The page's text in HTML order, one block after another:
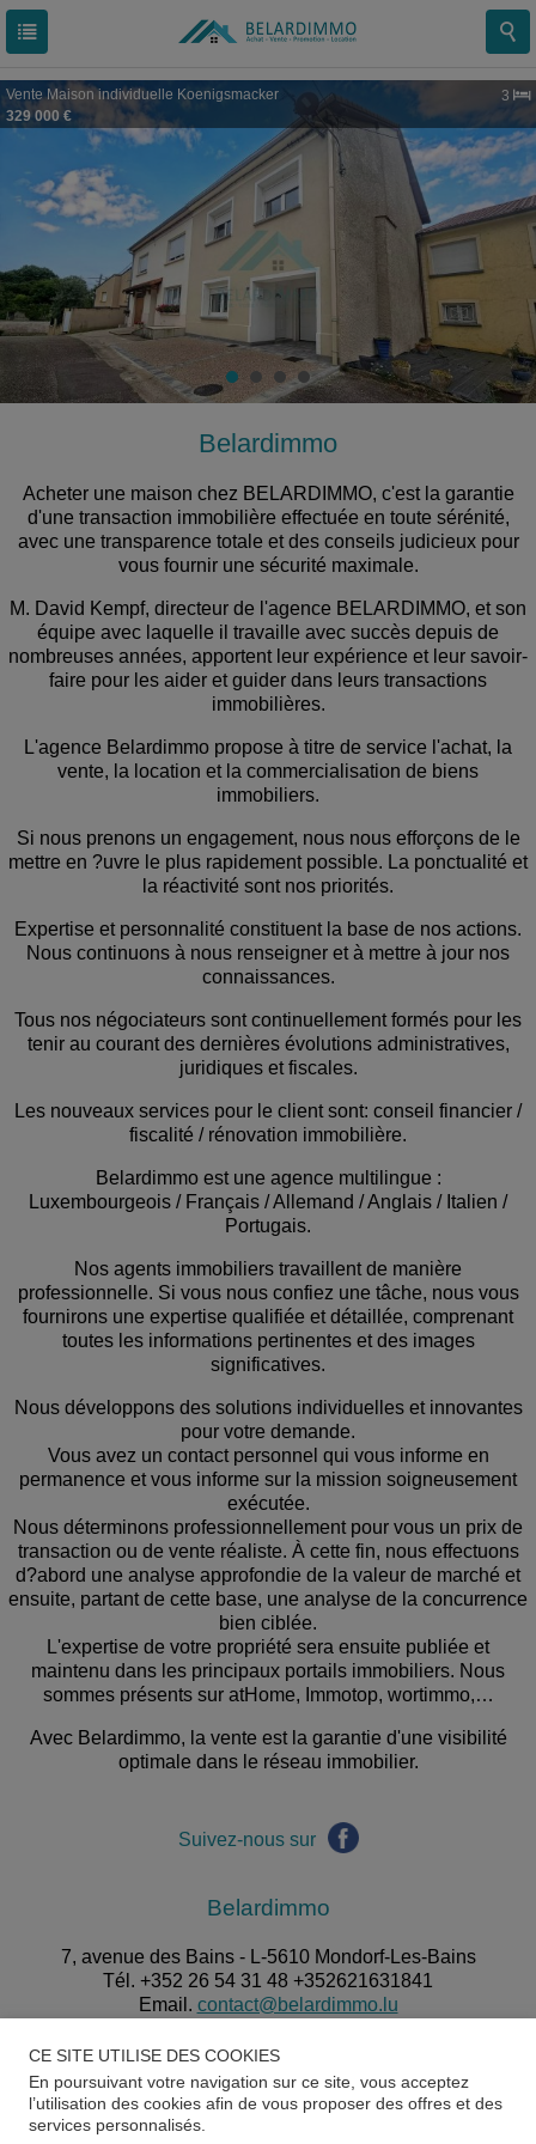
Vente Maison individuelle Koenigsmacker
3
329 000 €
Belardimmo
Acheter une maison chez BELARDIMMO, c'est la garantie
d'une transaction immobilière effectuée en toute sérénité,
avec une transparence totale et des conseils judicieux pour
vous fournir une sécurité maximale.
M. David Kempf, directeur de l'agence BELARDIMMO, et son
équipe avec laquelle il travaille avec succès depuis de
nombreuses années, apportent leur expérience et leur savoir-
faire pour les aider et guider dans leurs transactions
immobilières.
L'agence Belardimmo propose à titre de service l'achat, la
vente, la location et la commercialisation de biens
immobiliers.
Si nous prenons un engagement, nous nous efforçons de le
mettre en ?uvre le plus rapidement possible. La ponctualité et
la réactivité sont nos priorités.
Expertise et personnalité constituent la base de nos actions.
Nous continuons à nous renseigner et à mettre à jour nos
connaissances.
Tous nos négociateurs sont continuellement formés pour les
tenir au courant des dernières évolutions administratives,
juridiques et fiscales.
Les nouveaux services pour le client sont: conseil financier /
fiscalité / rénovation immobilière.
Belardimmo est une agence multilingue :
Luxembourgeois / Français / Allemand / Anglais / Italien /
Portugais.
Nos agents immobiliers travaillent de manière
professionnelle. Si vous nous confiez une tâche, nous vous
fournirons une expertise qualifiée et détaillée, comprenant
toutes les informations pertinentes et des images
significatives.
Nous développons des solutions individuelles et innovantes
pour votre demande.
Vous avez un contact personnel qui vous informe en
permanence et vous informe sur la mission soigneusement
exécutée.
Nous déterminons professionnellement pour vous un prix de
transaction ou de vente réaliste. À cette fin, nous effectuons
d?abord une analyse approfondie de la valeur de marché et
ensuite, partant de cette base, une analyse de la concurrence
bien ciblée.
L'expertise de votre propriété sera ensuite publiée et
maintenu dans les principaux portails immobiliers. Nous
sommes présents sur atHome, Immotop, wortimmo,…
Avec Belardimmo, la vente est la garantie d'une visibilité
optimale dans le réseau immobilier.
Suivez-nous sur
Belardimmo
7, avenue des Bains - L-5610 Mondorf-Les-Bains
Tél. +352 26 54 31 48 +352621631841
Email. contact@belardimmo.lu
Horaires d'ouverture de l'agence :
Du lundi au vendredi de 09h00 à 12h00 et de 14h00 à 18h00.
Samedi de 10h00 à 12h00 / ou sur rendez-vous.
CE SITE UTILISE DES COOKIES
En poursuivant votre navigation sur ce site, vous acceptez
l’utilisation des cookies afin de vous proposer des offres et des
services personnalisés.